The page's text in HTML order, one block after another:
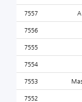
7557
7556
7555
7554
7553
7552